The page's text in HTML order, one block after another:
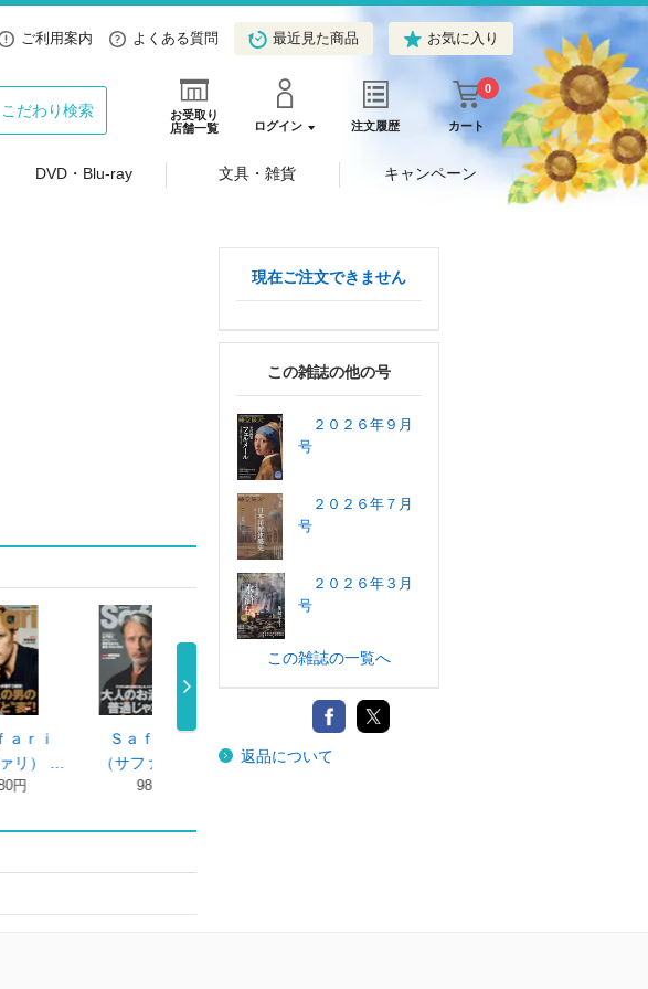
ご利用案内 よくある質問 最近見た商品 お気に入り
お受取り
店舗一覧
ログイン 注文履歴 カート
0
こだわり検索
DVD・Blu-ray 文具・雑貨 キャンペーン
Ｓａｆａｒｉ
（サファリ） …
Ｓａｆａｒｉ
（サファリ） …
Ｓａｆａｒｉ
（サファリ） …
現在ご注文できません
この雑誌の他の号
２０２６年９月
号
２０２６年７月
号
２０２６年３月
号
この雑誌の一覧へ
返品について